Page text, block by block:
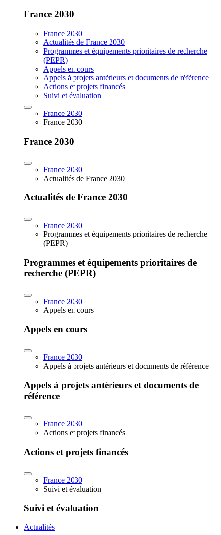
France 2030
France 2030
Actualités de France 2030
Programmes et équipements prioritaires de recherche
(PEPR)
Appels en cours
Appels à projets antérieurs et documents de référence
Actions et projets financés
Suivi et évaluation
France 2030
France 2030
France 2030
France 2030
Actualités de France 2030
Actualités de France 2030
France 2030
Programmes et équipements prioritaires de recherche
(PEPR)
Programmes et équipements prioritaires de
recherche (PEPR)
France 2030
Appels en cours
Appels en cours
France 2030
Appels à projets antérieurs et documents de référence
Appels à projets antérieurs et documents de
référence
France 2030
Actions et projets financés
Actions et projets financés
France 2030
Suivi et évaluation
Suivi et évaluation
Actualités